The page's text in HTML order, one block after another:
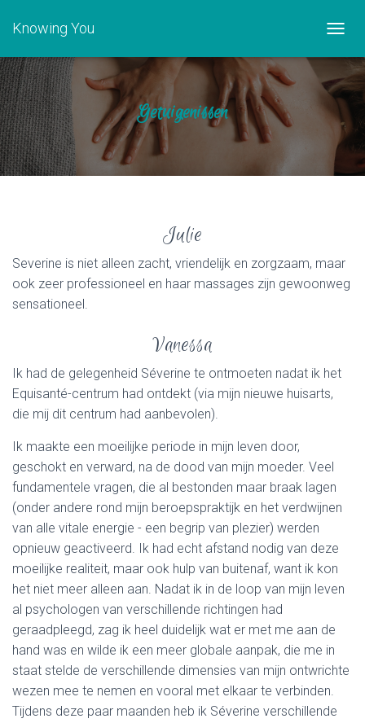
Knowing You
Getuigenissen
Julie
Severine is niet alleen zacht, vriendelijk en zorgzaam, maar
ook zeer professioneel en haar massages zijn gewoonweg
sensationeel.
Vanessa
Ik had de gelegenheid Séverine te ontmoeten nadat ik het
Equisanté-centrum had ontdekt (via mijn nieuwe huisarts,
die mij dit centrum had aanbevolen).
Ik maakte een moeilijke periode in mijn leven door,
geschokt en verward, na de dood van mijn moeder. Veel
fundamentele vragen, die al bestonden maar braak lagen
(onder andere rond mijn beroepspraktijk en het verdwijnen
van alle vitale energie - een begrip van plezier) werden
opnieuw geactiveerd. Ik had echt afstand nodig van deze
moeilijke realiteit, maar ook hulp van buitenaf, want ik kon
het niet meer alleen aan. Nadat ik in de loop van mijn leven
al psychologen van verschillende richtingen had
geraadpleegd, zag ik heel duidelijk wat er met me aan de
hand was en wilde ik een meer globale aanpak, die me in
staat stelde de verschillende dimensies van mijn ontwrichte
wezen mee te nemen en vooral met elkaar te verbinden.
Tijdens deze paar maanden heb ik Séverine verschillende